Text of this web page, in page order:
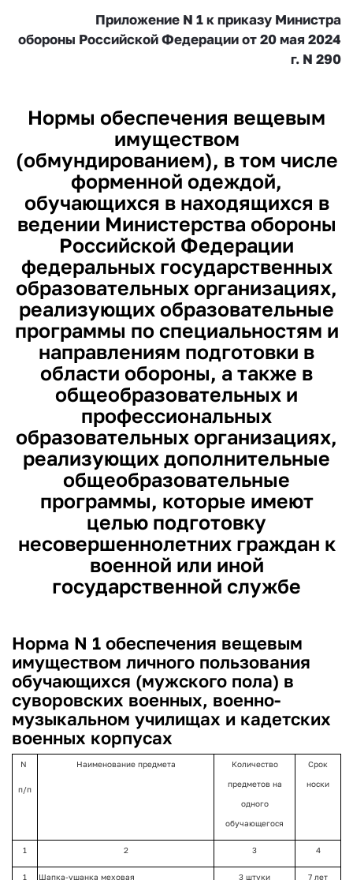
Приложение N 1 к приказу Министра
обороны Российской Федерации от 20 мая 2024
г. N 290
Нормы обеспечения вещевым
имуществом
(обмундированием), в том числе
форменной одеждой,
обучающихся в находящихся в
ведении Министерства обороны
Российской Федерации
федеральных государственных
образовательных организациях,
реализующих образовательные
программы по специальностям и
направлениям подготовки в
области обороны, а также в
общеобразовательных и
профессиональных
образовательных организациях,
реализующих дополнительные
общеобразовательные
программы, которые имеют
целью подготовку
несовершеннолетних граждан к
военной или иной
государственной службе
Норма N 1 обеспечения вещевым
имуществом личного пользования
обучающихся (мужского пола) в
суворовских военных, военно-
музыкальном училищах и кадетских
военных корпусах
N
п/п
Наименование предмета Количество
предметов на
одного
обучающегося
Срок
носки
1 2 3 4
1 Шапка-ушанка меховая 3 штуки 7 лет